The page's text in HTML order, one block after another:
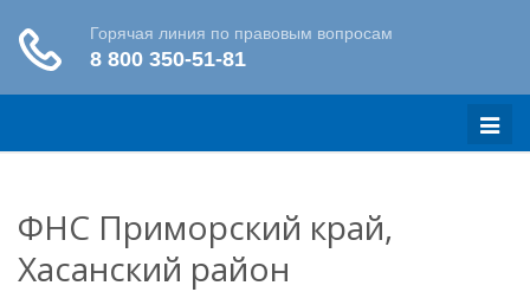
Меню
ФНС Приморский край,
Хасанский район